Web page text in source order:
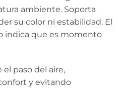
ambiente. Soporta
su color ni estabilidad. El
indica que es momento
paso del aire,
y evitando